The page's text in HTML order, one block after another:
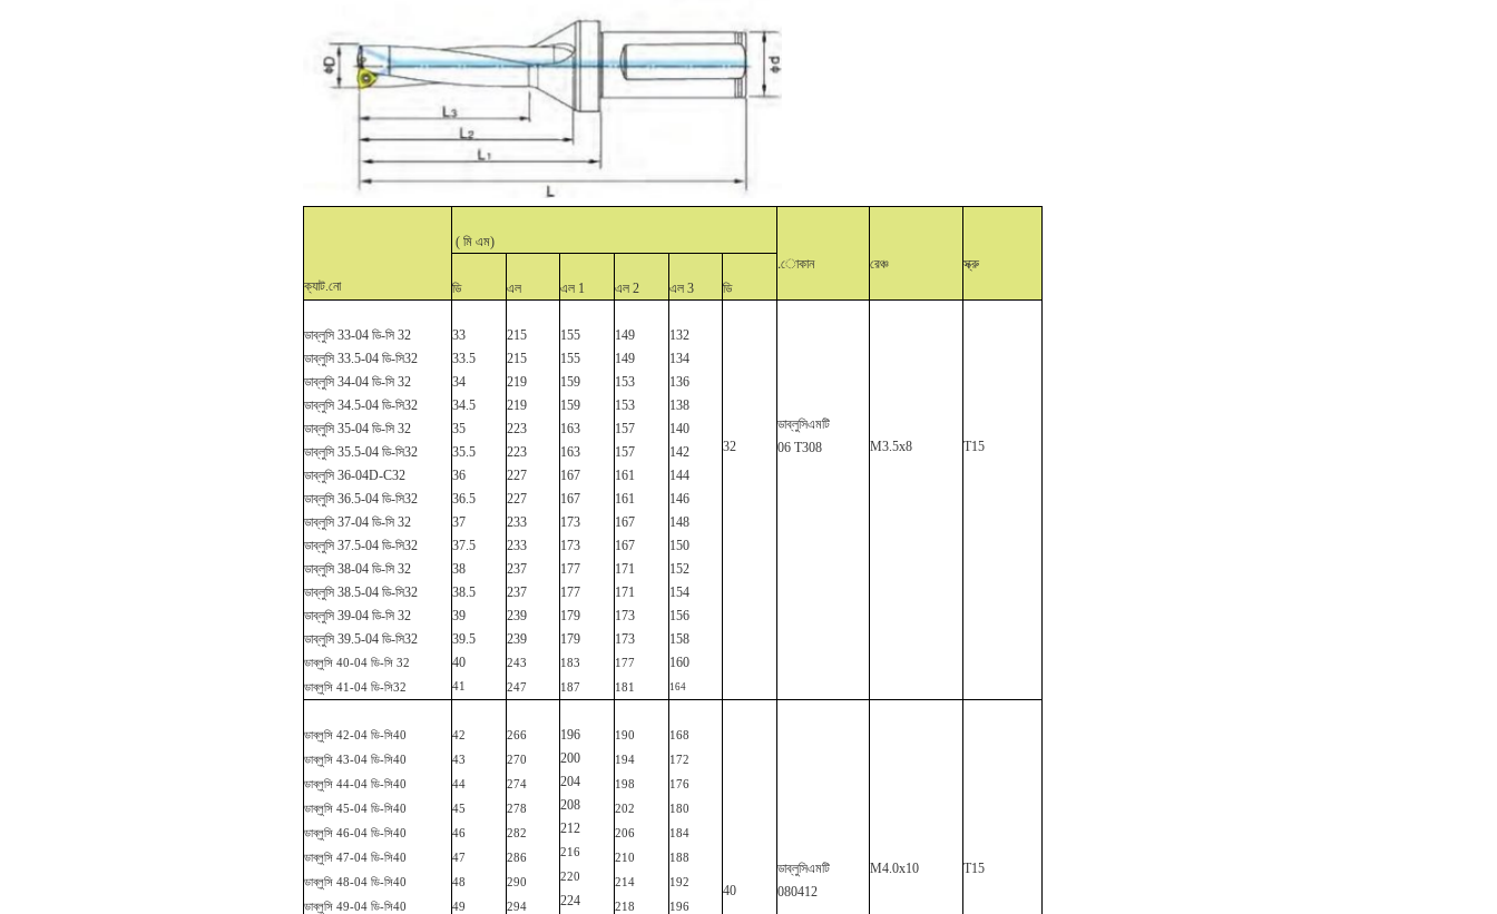
ক্যাট.নো
( মি এম)
.োকান
রেঞ্চ
স্ক্রু
ডি
এল এল 1 এল 2 এল 3 ডি
ডাব্লুসি 33-04 ডি-সি 32
ডাব্লুসি 33.5-04 ডি-সি32
ডাব্লুসি 34-04 ডি-সি 32
ডাব্লুসি 34.5-04 ডি-সি32
ডাব্লুসি 35-04 ডি-সি 32
ডাব্লুসি 35.5-04 ডি-সি32
ডাব্লুসি 36-04D-C32
ডাব্লুসি 36.5-04 ডি-সি32
ডাব্লুসি 37-04 ডি-সি 32
ডাব্লুসি 37.5-04 ডি-সি32
ডাব্লুসি 38-04 ডি-সি 32
ডাব্লুসি 38.5-04 ডি-সি32
ডাব্লুসি 39-04 ডি-সি 32
ডাব্লুসি 39.5-04 ডি-সি32
ডাব্লুসি 40-04 ডি-সি 32
ডাব্লুসি 41-04 ডি-সি32
33
33.5
34
34.5
35
35.5
36
36.5
37
37.5
38
38.5
39
39.5
40
41
215
215
219
219
223
223
227
227
233
233
237
237
239
239
243
247
155
155
159
159
163
163
167
167
173
173
177
177
179
179
183
187
149
149
153
153
157
157
161
161
167
167
171
171
173
173
177
181
132
134
136
138
140
142
144
146
148
150
152
154
156
158
160
164
32
ডাব্লুসিএমটি
06 T308 M3.5x8 T15
ডাব্লুসি 42-04 ডি-সি40
ডাব্লুসি 43-04 ডি-সি40
ডাব্লুসি 44-04 ডি-সি40
ডাব্লুসি 45-04 ডি-সি40
ডাব্লুসি 46-04 ডি-সি40
ডাব্লুসি 47-04 ডি-সি40
ডাব্লুসি 48-04 ডি-সি40
ডাব্লুসি 49-04 ডি-সি40
42
43
44
45
46
47
48
49
266
270
274
278
282
286
290
294
196
200
204
208
212
216
220
224
190
194
198
202
206
210
214
218
168
172
176
180
184
188
192
196
40
ডাব্লুসিএমটি
080412
M4.0x10 T15